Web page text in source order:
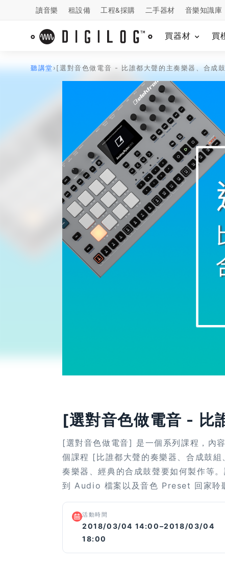
讀音樂 租設備 工程&採購 二手器材 音樂知識庫
買器材 買
聽講堂›[選對音色做電音 - 比誰都大聲的主奏樂器、合成
[選對音色做電音 - 比
[選對音色做電音] 是一個系列課程，內
個課程 [比誰都大聲的奏樂器、合成鼓
奏樂器、經典的合成鼓聲要如何製作等
到 Audio 檔案以及音色 Preset 回家聆
活動時間
2018/03/04 14:00–2018/03/04
18:00